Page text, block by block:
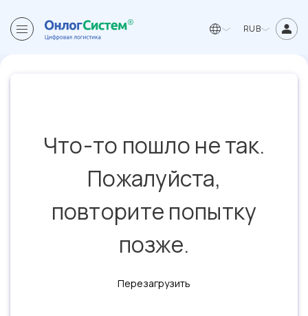
RUB
Что-то пошло не так.
Пожалуйста,
повторите попытку
позже.
Перезагрузить